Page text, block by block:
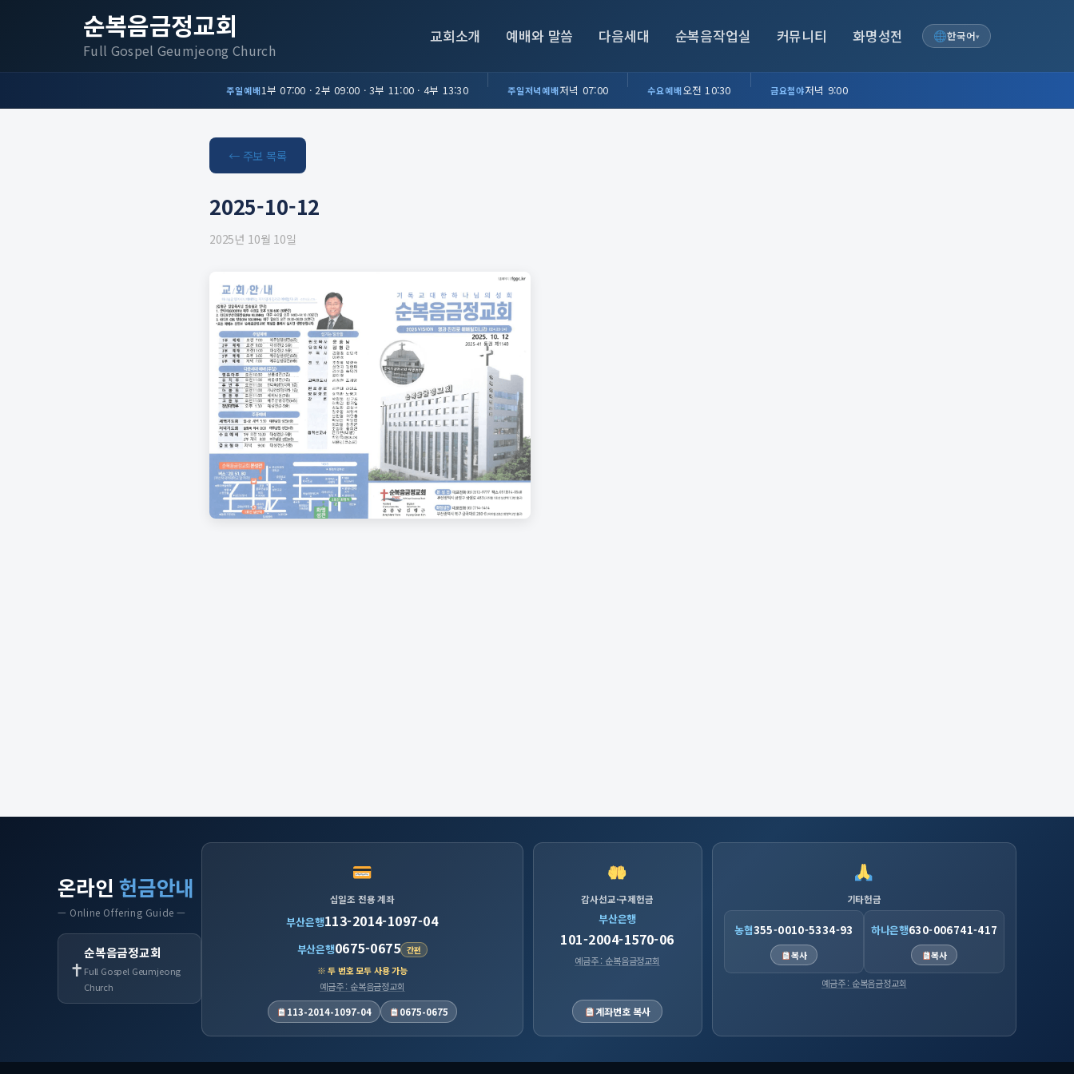
순복음금정교회
Full Gospel Geumjeong Church
교회소개 예배와 말씀 다음세대 순복음작업실 커뮤니티 화명성전 한국어▾
주일예배1부 07:00 · 2부 09:00 · 3부 11:00 · 4부 13:30 주일저녁예배저녁 07:00 수요예배오전 10:30 금요철야저녁 9:00
← 주보 목록
2025-10-12
2025년 10월 10일
온라인 헌금안내
— Online Offering Guide —
✝
순복음금정교회
Full Gospel Geumjeong
Church
십일조 전용 계좌
부산은행113-2014-1097-04
부산은행0675-0675 간편
※ 두 번호 모두 사용 가능
예금주 : 순복음금정교회
113-2014-1097-04
0675-0675
감사선교·구제헌금
부산은행
101-2004-1570-06
예금주 : 순복음금정교회
계좌번호 복사
기타헌금
농협355-0010-5334-93
복사
하나은행630-006741-417
복사
예금주 : 순복음금정교회